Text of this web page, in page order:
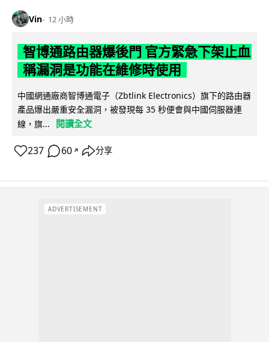
Vin 12 小時
智博通路由器爆後門 官方緊急下架止血
稱漏洞是功能在維修時使用
中國網通廠商智博通電子（Zbtlink Electronics）旗下的路由器
產品爆出嚴重安全漏洞，被發現每 35 秒便會與中國伺服器連
線，旗...
閱讀全文
237 60 ↗ 分享
ADVERTISEMENT